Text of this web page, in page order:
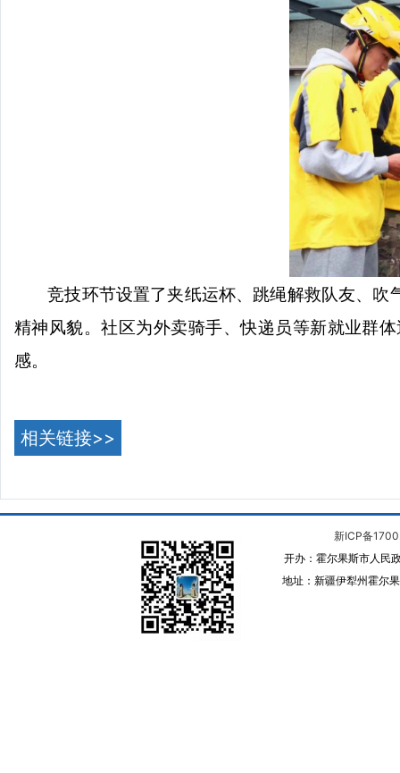
竞技环节设置了夹纸运杯、跳绳解救队友、
精神风貌。社区为外卖骑手、快递员等新就业群
感。
相关链接>>
新ICP备
开办：霍尔果斯市人民
地址：新疆伊犁州霍